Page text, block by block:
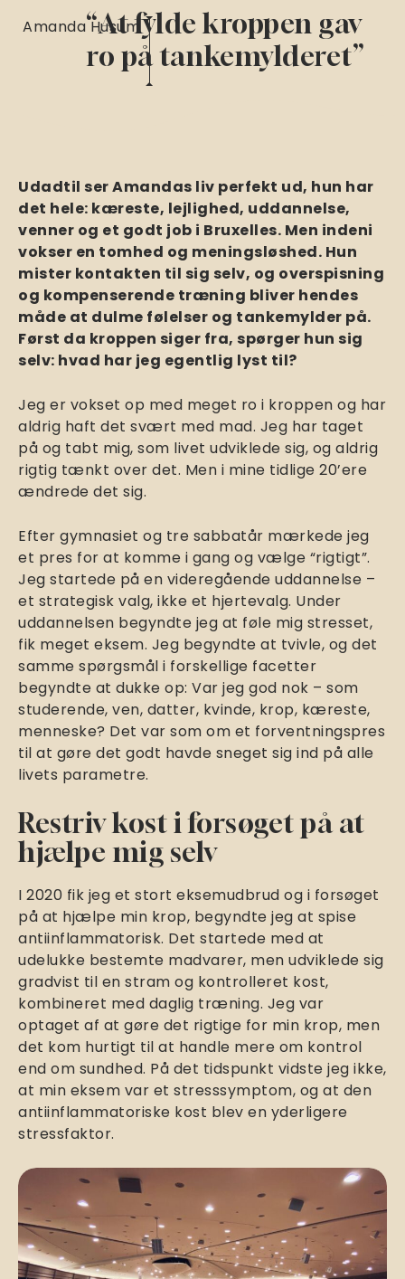
“At fylde kroppen gav
ro på tankemylderet”
Amanda Husum
Udadtil ser Amandas liv perfekt ud, hun har
det hele: kæreste, lejlighed, uddannelse,
venner og et godt job i Bruxelles. Men indeni
vokser en tomhed og meningsløshed. Hun
mister kontakten til sig selv, og overspisning
og kompenserende træning bliver hendes
måde at dulme følelser og tankemylder på.
Først da kroppen siger fra, spørger hun sig
selv: hvad har jeg egentlig lyst til?
Jeg er vokset op med meget ro i kroppen og har
aldrig haft det svært med mad. Jeg har taget
på og tabt mig, som livet udviklede sig, og aldrig
rigtig tænkt over det. Men i mine tidlige 20’ere
ændrede det sig.
Efter gymnasiet og tre sabbatår mærkede jeg
et pres for at komme i gang og vælge “rigtigt”.
Jeg startede på en videregående uddannelse –
et strategisk valg, ikke et hjertevalg. Under
uddannelsen begyndte jeg at føle mig stresset,
fik meget eksem. Jeg begyndte at tvivle, og det
samme spørgsmål i forskellige facetter
begyndte at dukke op: Var jeg god nok – som
studerende, ven, datter, kvinde, krop, kæreste,
menneske? Det var som om et forventningspres
til at gøre det godt havde sneget sig ind på alle
livets parametre.
Restriv kost i forsøget på at
hjælpe mig selv
I 2020 fik jeg et stort eksemudbrud og i forsøget
på at hjælpe min krop, begyndte jeg at spise
antiinflammatorisk. Det startede med at
udelukke bestemte madvarer, men udviklede sig
gradvist til en stram og kontrolleret kost,
kombineret med daglig træning. Jeg var
optaget af at gøre det rigtige for min krop, men
det kom hurtigt til at handle mere om kontrol
end om sundhed. På det tidspunkt vidste jeg ikke,
at min eksem var et stresssymptom, og at den
antiinflammatoriske kost blev en yderligere
stressfaktor.